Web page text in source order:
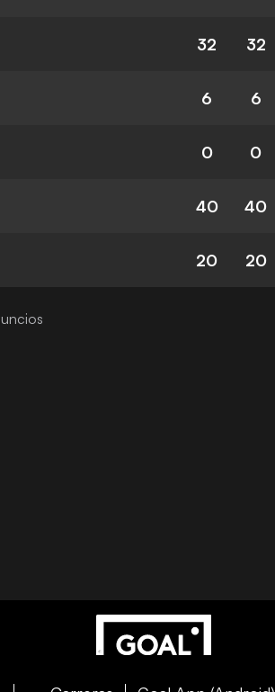
32 32
6 6
0 0
40 40
20 20